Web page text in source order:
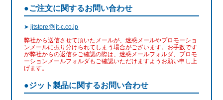
●ご注文に関するお問い合わせ
➤jitstore@jit-c.co.jp
弊社から送信させて頂いたメールが、迷惑メールやプロモーショ
ンメールに振り分けられてしまう場合がございます。お手数です
が弊社からの返信をご確認の際は、迷惑メールフォルダ、プロモ
ーションメールフォルダもご確認いただけますようお願い申し上
げます。
●ジット製品に関するお問い合わせ